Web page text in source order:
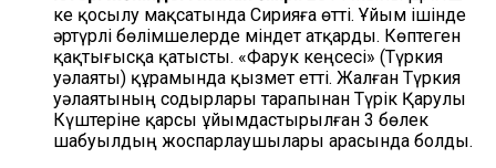
ке қосылу мақсатында Сирияға өтті. Ұйым ішінде
әртүрлі бөлімшелерде міндет атқарды. Көптеген
қақтығысқа қатысты. «Фарук кеңсесі» (Түркия
уәлаяты) құрамында қызмет етті. Жалған Түркия
уәлаятының содырлары тарапынан Түрік Қарулы
Күштеріне қарсы ұйымдастырылған 3 бөлек
шабуылдың жоспарлаушылары арасында болды.